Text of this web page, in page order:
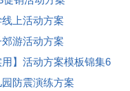
上活动方案
郊游活动方案
用】活动方案模板锦集6
防震演练方案